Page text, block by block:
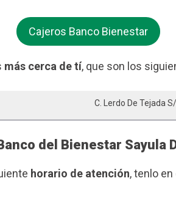
Cajeros Banco Bienestar
más cerca de tí, que son los
C. Lerdo De Tejada
del Bienestar Sayula
horario de atención, tenlo